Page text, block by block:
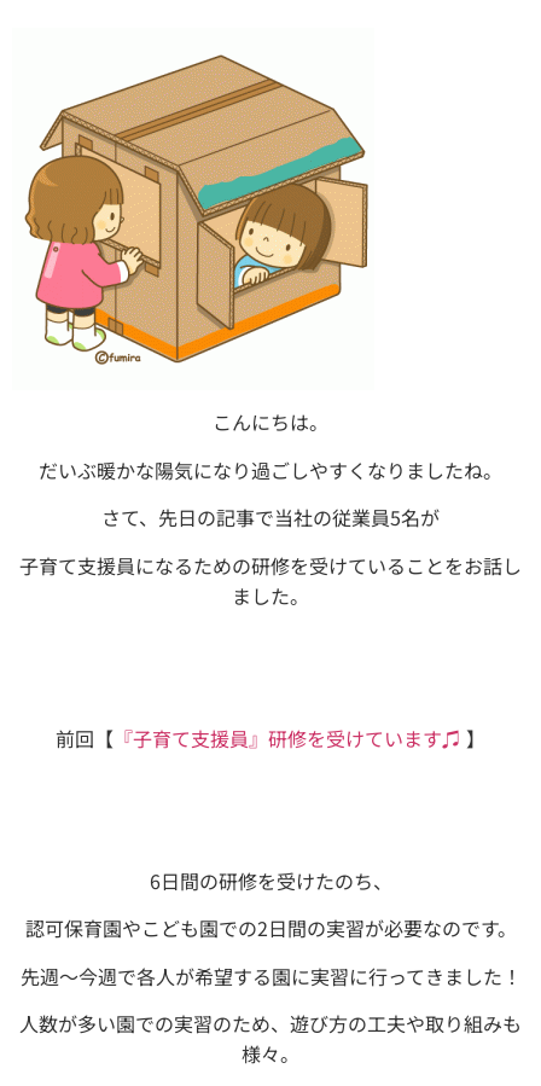
こんにちは。
だいぶ暖かな陽気になり過ごしやすくなりましたね。
さて、先日の記事で当社の従業員5名が
子育て支援員になるための研修を受けていることをお話し
ました。
前回【 『子育て支援員』研修を受けています♫ 】
6日間の研修を受けたのち、
認可保育園やこども園での2日間の実習が必要なのです。
先週〜今週で各人が希望する園に実習に行ってきました！
人数が多い園での実習のため、遊び方の工夫や取り組みも
様々。